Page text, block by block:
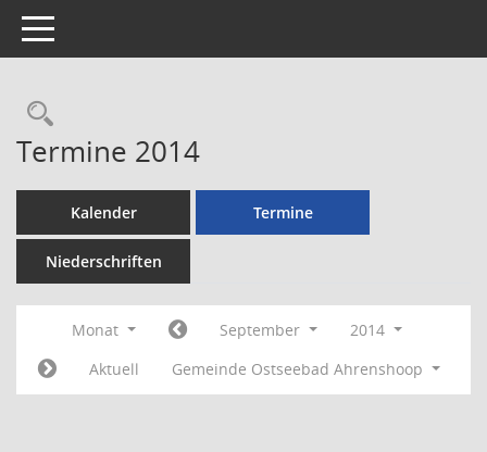
Toggle navigation
Rechercheauswahl
Termine 2014
Kalender Termine
Niederschriften
Monat September
2014
Aktuell
Gemeinde Ostseebad Ahrenshoop